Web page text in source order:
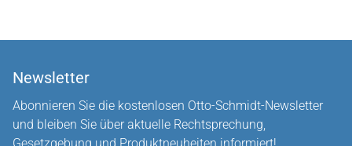
Newsletter
Abonnieren Sie die kostenlosen Otto-Schmidt-Newsletter
und bleiben Sie über aktuelle Rechtsprechung,